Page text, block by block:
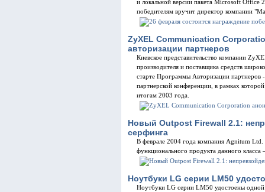
и локальной версии пакета Microsoft Office
победителям вручит директор компании
ZyXEL Communication
авторизации партнеров
Киевское представительство компании
производителя и поставщика средств
старте Программы Авторизации партнеров
партнерской конференции, в рамках
итогам 2003 года.
Новый Outpost Firewall 2.1:
серфинга
В феврале 2004 года компания Agnitum
функционального продукта данного
Ноутбуки LG серии LM50
Ноутбуки LG серии LM50 удостоены